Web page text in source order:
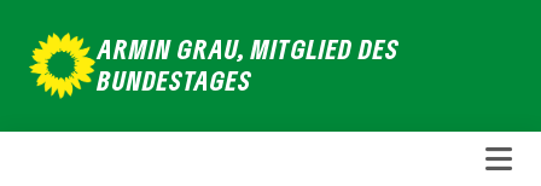
zum
Inhalt
ARMIN GRAU, MITGLIED DES
BUNDESTAGES